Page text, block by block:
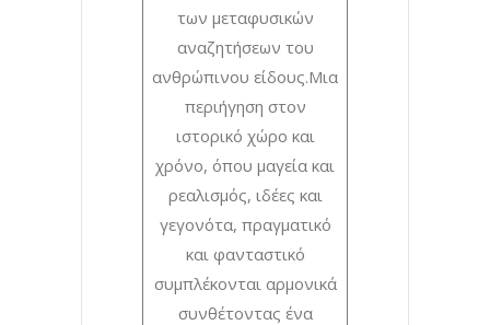
των μεταφυσικών
αναζητήσεων του
ανθρώπινου είδους.Μια
περιήγηση στον
ιστορικό χώρο και
χρόνο, όπου μαγεία και
ρεαλισμός, ιδέες και
γεγονότα, πραγματικό
και φανταστικό
συμπλέκονται αρμονικά
συνθέτοντας ένα